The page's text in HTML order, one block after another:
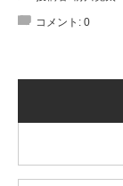
コメント: 0